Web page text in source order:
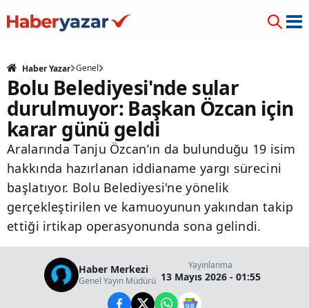
Haber Yazar Genel
Bolu Belediyesi'nde sular
durulmuyor: Başkan Özcan için
karar günü geldi
Aralarında Tanju Özcan’ın da bulunduğu 19 isim
hakkında hazırlanan iddianame yargı sürecini
başlatıyor. Bolu Belediyesi'ne yönelik
gerçekleştirilen ve kamuoyunun yakından takip
ettiği irtikap operasyonunda sona gelindi.
Haber Merkezi
Genel Yayın Müdürü
Yayınlanma
13 Mayıs 2026 - 01:55